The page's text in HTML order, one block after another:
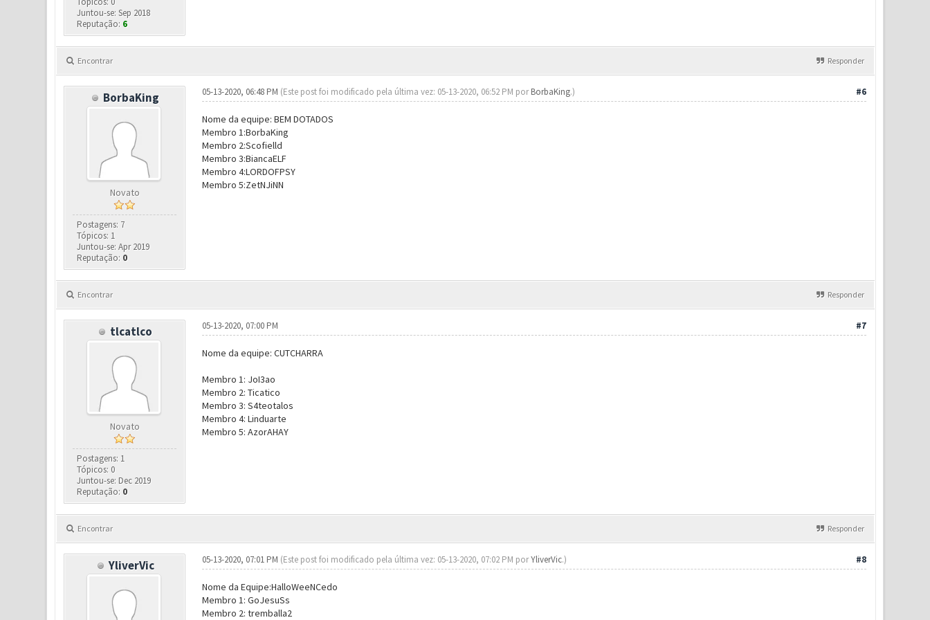
Juntou-se: Sep 2018
Reputação: 6
Encontrar Responder
BorbaKing
Novato
Postagens: 7
Tópicos: 1
Juntou-se: Apr 2019
Reputação: 0
#6
05-13-2020, 06:48 PM (Este post foi modificado pela última vez: 05-13-2020, 06:52 PM porBorbaKing.)
Nome da equipe: BEM DOTADOS
Membro 1:BorbaKing
Membro 2:Scofielld
Membro 3:BiancaELF
Membro 4:LORDOFPSY
Membro 5:ZetNJiNN
Encontrar Responder
tlcatlco
Novato
Postagens: 1
Tópicos: 0
Juntou-se: Dec 2019
Reputação: 0
#7
05-13-2020, 07:00 PM
Nome da equipe: CUTCHARRA
Membro 1: JoI3ao
Membro 2: Ticatico
Membro 3: S4teotalos
Membro 4: Linduarte
Membro 5: AzorAHAY
Encontrar Responder
YliverVic #8
05-13-2020, 07:01 PM (Este post foi modificado pela última vez: 05-13-2020, 07:02 PM porYliverVic.)
Nome da Equipe:HalloWeeNCedo
Membro 1: GoJesuSs
Membro 2: tremballa2